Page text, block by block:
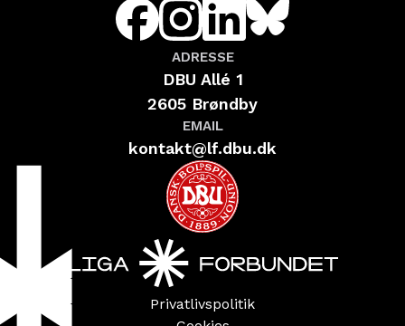
ADRESSE
DBU Allé 1
2605 Brøndby
EMAIL
kontakt@lf.dbu.dk
Privatlivspolitik